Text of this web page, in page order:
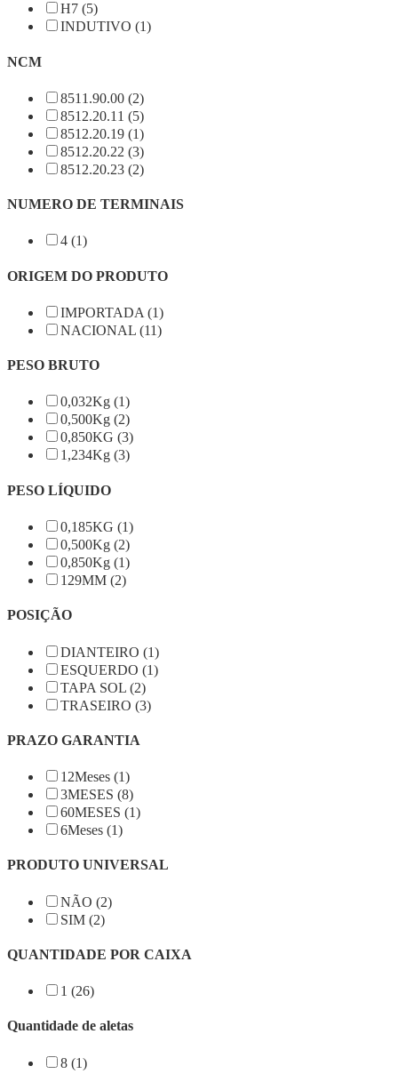
H7 (5)
INDUTIVO (1)
NCM
8511.90.00 (2)
8512.20.11 (5)
8512.20.19 (1)
8512.20.22 (3)
8512.20.23 (2)
NUMERO DE TERMINAIS
4 (1)
ORIGEM DO PRODUTO
IMPORTADA (1)
NACIONAL (11)
PESO BRUTO
0,032Kg (1)
0,500Kg (2)
0,850KG (3)
1,234Kg (3)
PESO LÍQUIDO
0,185KG (1)
0,500Kg (2)
0,850Kg (1)
129MM (2)
POSIÇÃO
DIANTEIRO (1)
ESQUERDO (1)
TAPA SOL (2)
TRASEIRO (3)
PRAZO GARANTIA
12Meses (1)
3MESES (8)
60MESES (1)
6Meses (1)
PRODUTO UNIVERSAL
NÃO (2)
SIM (2)
QUANTIDADE POR CAIXA
1 (26)
Quantidade de aletas
8 (1)